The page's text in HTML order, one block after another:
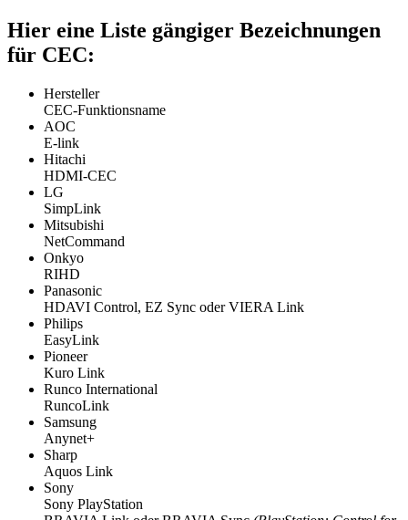
Hier eine Liste gängiger Bezeichnungen
für CEC:
Hersteller
CEC-Funktionsname
AOC
E-link
Hitachi
HDMI-CEC
LG
SimpLink
Mitsubishi
NetCommand
Onkyo
RIHD
Panasonic
HDAVI Control, EZ Sync oder VIERA Link
Philips
EasyLink
Pioneer
Kuro Link
Runco International
RuncoLink
Samsung
Anynet+
Sharp
Aquos Link
Sony
Sony PlayStation